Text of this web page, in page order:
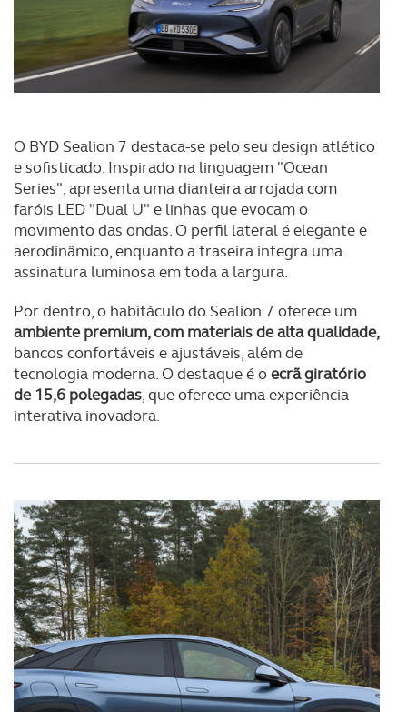
O BYD Sealion 7 destaca-se pelo seu design atlético
e sofisticado. Inspirado na linguagem "Ocean
Series", apresenta uma dianteira arrojada com
faróis LED "Dual U" e linhas que evocam o
movimento das ondas. O perfil lateral é elegante e
aerodinâmico, enquanto a traseira integra uma
assinatura luminosa em toda a largura.
Por dentro, o habitáculo do Sealion 7 oferece um
ambiente premium, com materiais de alta qualidade,
bancos confortáveis e ajustáveis, além de
tecnologia moderna. O destaque é oecrã giratório
de 15,6 polegadas, que oferece uma experiência
interativa inovadora.